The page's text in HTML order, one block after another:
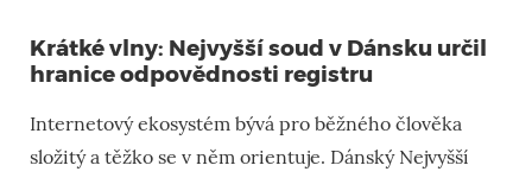
Krátké vlny: Nejvyšší soud v Dánsku určil
hranice odpovědnosti registru
Internetový ekosystém bývá pro běžného člověka
složitý a těžko se v něm orientuje. Dánský Nejvyšší